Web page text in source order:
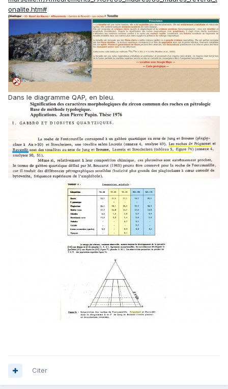
onalite.htm#
Dans le diagramme QAP, en bleu.
Citer